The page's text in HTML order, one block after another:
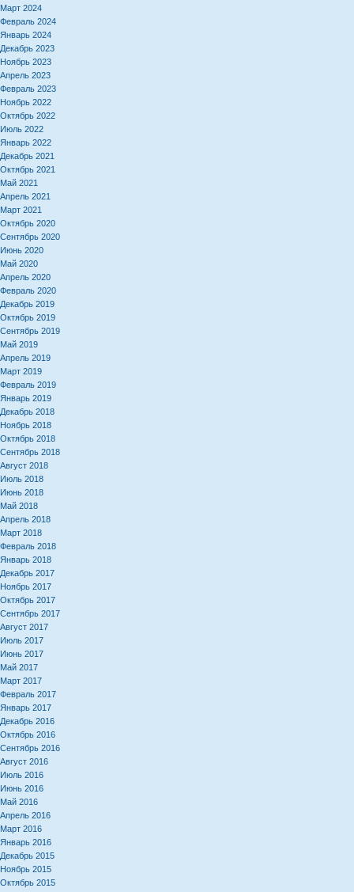
Март 2024
Февраль 2024
Январь 2024
Декабрь 2023
Ноябрь 2023
Апрель 2023
Февраль 2023
Ноябрь 2022
Октябрь 2022
Июль 2022
Январь 2022
Декабрь 2021
Октябрь 2021
Май 2021
Апрель 2021
Март 2021
Октябрь 2020
Сентябрь 2020
Июнь 2020
Май 2020
Апрель 2020
Февраль 2020
Декабрь 2019
Октябрь 2019
Сентябрь 2019
Май 2019
Апрель 2019
Март 2019
Февраль 2019
Январь 2019
Декабрь 2018
Ноябрь 2018
Октябрь 2018
Сентябрь 2018
Август 2018
Июль 2018
Июнь 2018
Май 2018
Апрель 2018
Март 2018
Февраль 2018
Январь 2018
Декабрь 2017
Ноябрь 2017
Октябрь 2017
Сентябрь 2017
Август 2017
Июль 2017
Июнь 2017
Май 2017
Март 2017
Февраль 2017
Январь 2017
Декабрь 2016
Октябрь 2016
Сентябрь 2016
Август 2016
Июль 2016
Июнь 2016
Май 2016
Апрель 2016
Март 2016
Январь 2016
Декабрь 2015
Ноябрь 2015
Октябрь 2015